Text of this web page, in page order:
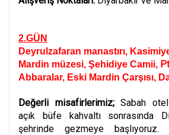
2.GÜN
Deyrulzafaran manastırı,
Mardin müzesi, Şehidiye Camii,
Abbaralar, Eski Mardin Çarşısı,
Değerli misafirlerimiz;Sabah
açık büfe kahvaltı sonrasında
şehrinde gezmeye başlıyoruz.